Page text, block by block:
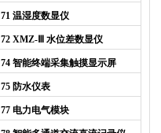
71 温湿度数显仪
72 XMZ-Ⅲ 水位差数显仪
74 智能终端采集触摸显示屏
75 防水仪表
77 电力电气模块